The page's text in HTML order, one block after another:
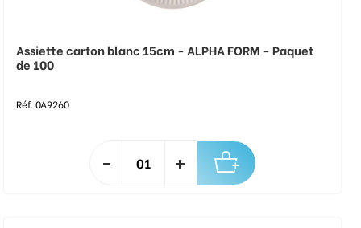
Assiette carton blanc 15cm - ALPHA FORM - Paquet
de 100
Réf. 0A9260